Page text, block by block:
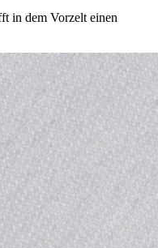
in dem Vorzelt einen